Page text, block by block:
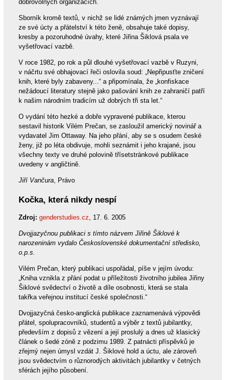
dobrovolných organizacích.
Sborník kromě textů, v nichž se lidé známých jmen vyznávají
ze své úcty a přátelství k této ženě, obsahuje také dopisy,
kresby a pozoruhodné úvahy, které Jiřina Šiklová psala ve
vyšetřovací vazbě.
V roce 1982, po rok a půl dlouhé vyšetřovací vazbě v Ruzyni,
v náčrtu své obhajovací řeči oslovila soud: „Nepřipusťte zničení
knih, které byly zabaveny...“ a připomínala, že „konfiskace
nežádoucí literatury stejně jako pašování knih ze zahraničí patří
k našim národním tradicím už dobrých tři sta let.“
O vydání této hezké a dobře vypravené publikace, kterou
sestavil historik Vilém Prečan, se zasloužil americký novinář a
vydavatel Jim Ottaway. Na jeho přání, aby se s osudem české
ženy, již po léta obdivuje, mohli seznámit i jeho krajané, jsou
všechny texty ve druhé polovině třísetstránkové publikace
uvedeny v angličtině.
Jiří Vančura, Právo
Kočka, která nikdy nespí
Zdroj: genderstudies.cz, 17. 6. 2005
Dvojjazyčnou publikaci s tímto názvem Jiřině Šiklové k
narozeninám vydalo Československé dokumentační středisko,
o.p.s.
Vilém Prečan, který publikaci uspořádal, píše v jejím úvodu:
„Kniha vznikla z přání podat u příležitosti životního jubilea Jiřiny
Šiklové svědectví o životě a díle osobnosti, která se stala
takřka veřejnou institucí české společnosti.“
Dvojjazyčná česko-anglická publikace zaznamenává výpovědi
přátel, spolupracovníků, studentů a výběr z textů jubilantky,
především z dopisů z vězení a její proslulý a dnes už klasický
článek o šedé zóně z podzimu 1989. Z patnácti příspěvků je
zřejmý nejen úmysl vzdát J. Šiklové hold a úctu, ale zároveň
jsou svědectvím o různorodých aktivitách jubilantky v četných
sférách jejího působení.